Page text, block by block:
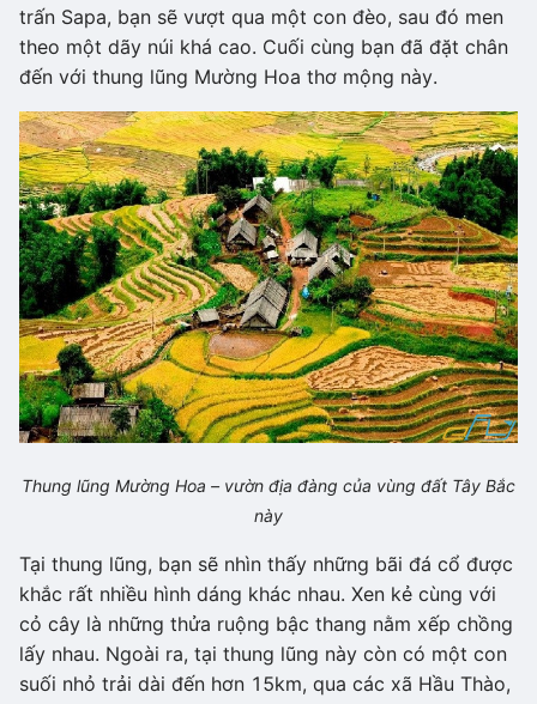
trấn Sapa, bạn sẽ vượt qua một con đèo, sau đó men
theo một dãy núi khá cao. Cuối cùng bạn đã đặt chân
đến với thung lũng Mường Hoa thơ mộng này.
Thung lũng Mường Hoa – vườn địa đàng của vùng đất Tây Bắc
này
Tại thung lũng, bạn sẽ nhìn thấy những bãi đá cổ được
khắc rất nhiều hình dáng khác nhau. Xen kẻ cùng với
cỏ cây là những thửa ruộng bậc thang nằm xếp chồng
lấy nhau. Ngoài ra, tại thung lũng này còn có một con
suối nhỏ trải dài đến hơn 15km, qua các xã Hầu Thào,